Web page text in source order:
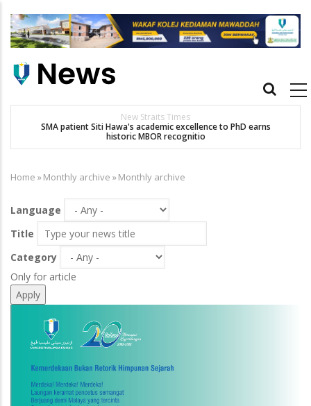
main
Main
New Straits Times
SMA patient Siti Hawa's academic excellence to PhD earns
historic MBOR recognitio
Breadcrumb
Home »Monthly archive »Monthly archive
Language
Title
Category
Only for article